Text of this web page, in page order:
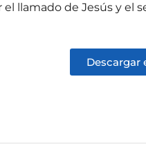
llamado de Jesús y el
Descargar